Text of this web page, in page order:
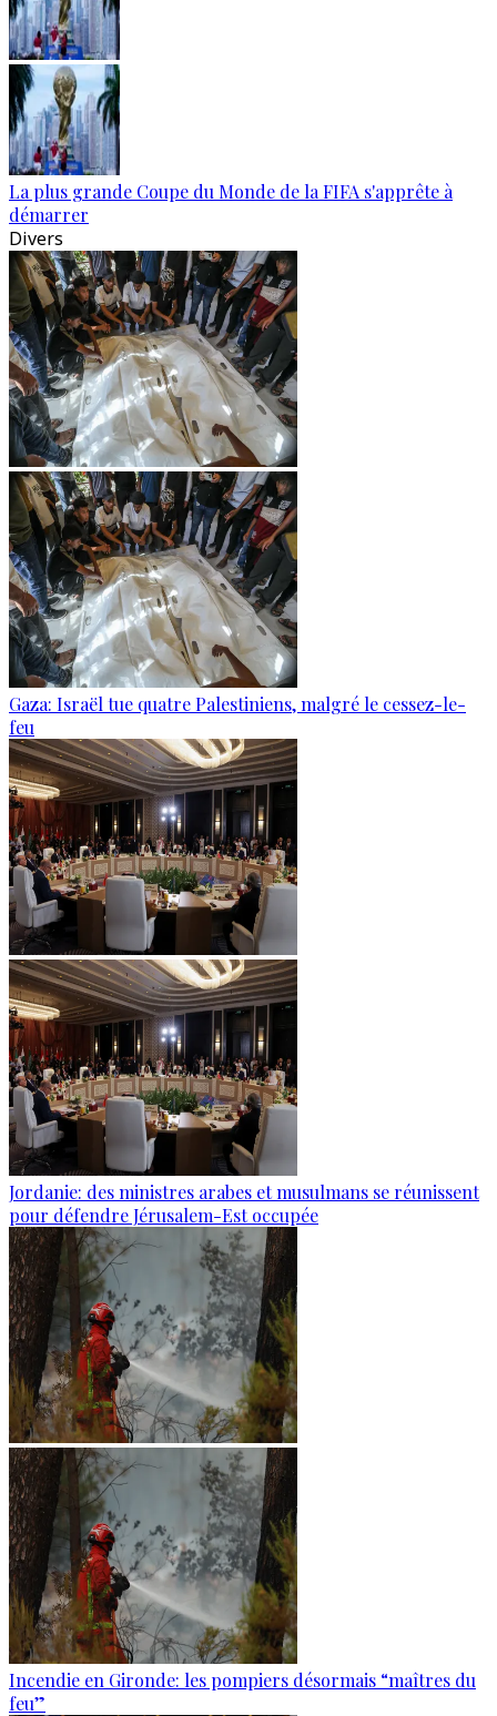
La plus grande Coupe du Monde de la FIFA s'apprête à
démarrer
Divers
Gaza: Israël tue quatre Palestiniens, malgré le cessez-le-
feu
Jordanie: des ministres arabes et musulmans se réunissent
pour défendre Jérusalem-Est occupée
Incendie en Gironde: les pompiers désormais “maîtres du
feu”